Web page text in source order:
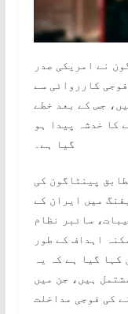
نے امریکی صدر
کارروائی سے
جس کے بعد خطے
کا خدشہ پیدا ہو
گیا ہے۔
پینٹاگون کی
میں ایران کے
سائبر نظام
اہداف کے طور
کہا گیا ہے کہ یہ
ہیں، جن میں
کی فوجی مداخلت